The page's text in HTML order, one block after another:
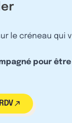
le créneau qui
pour